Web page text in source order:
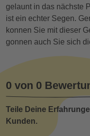
gelaunt in das nächste
ist ein echter Segen.
konnen Sie mit dieser
gonnen auch Sie sich
0 von 0
Teile Deine
Kunden.